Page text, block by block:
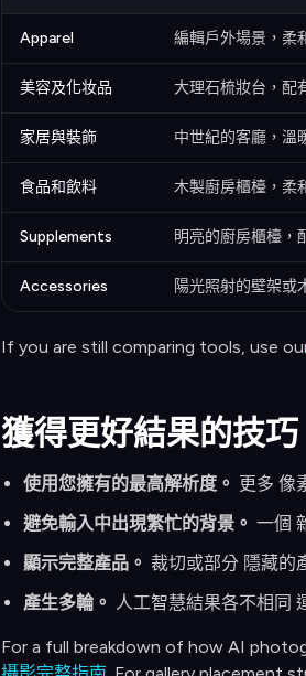
Apparel 編輯戶外場景，柔
美容及化妆品 大理石梳妝台，配
家居與裝飾 中世紀的客廳，溫
食品和飲料 木製廚房櫃檯，柔
Supplements 明亮的廚房櫃檯，
Accessories 陽光照射的壁架或
If you are still comparing tools, use
獲得更好結果的技巧
使用您擁有的最高解析度。 更多 像
避免輸入中出現繁忙的背景。 一個
顯示完整產品。 裁切或部分 隱藏的
產生多輪。 人工智慧結果各不相同
For a full breakdown of how AI